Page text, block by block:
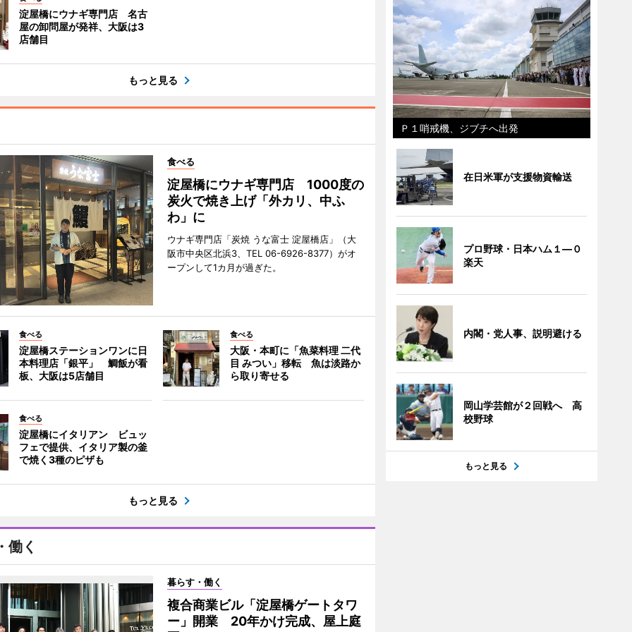
淀屋橋にウナギ専門店 名古
屋の卸問屋が発祥、大阪は3
店舗目
もっと見る
食べる
淀屋橋にウナギ専門店 1000度の
炭火で焼き上げ「外カリ、中ふ
わ」に
ウナギ専門店「炭焼 うな富士 淀屋橋店」（大
阪市中央区北浜3、TEL 06-6926-8377）がオ
ープンして1カ月が過ぎた。
食べる
淀屋橋ステーションワンに日
本料理店「銀平」 鯛飯が看
板、大阪は5店舗目
食べる
大阪・本町に「魚菜料理 二代
目 みつい」移転 魚は淡路か
ら取り寄せる
食べる
淀屋橋にイタリアン ビュッ
フェで提供、イタリア製の釜
で焼く3種のピザも
もっと見る
働く
暮らす・働く
複合商業ビル「淀屋橋ゲートタワ
ー」開業 20年かけ完成、屋上庭
Ｐ１哨戒機、ジブチへ出発
在日米軍が支援物資輸送
プロ野球・日本ハム１―０
楽天
内閣・党人事、説明避ける
岡山学芸館が２回戦へ 高
校野球
もっと見る